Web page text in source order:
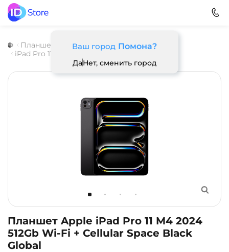
Ваш город Помона?
ДаНет, сменить город
Планшеты Apple
iPad Pro M4 (2024)
iPad Pro 11 M4
Планшет Apple iPad Pro 11 M4 2024
512Gb Wi-Fi + Cellular Space Black
Global